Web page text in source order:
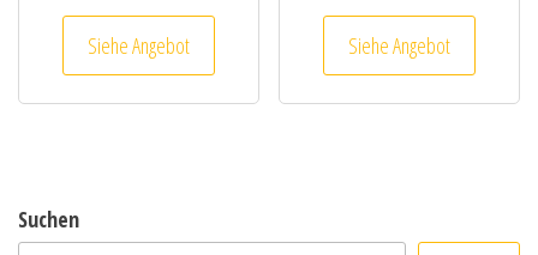
Siehe Angebot Siehe Angebot
Suchen